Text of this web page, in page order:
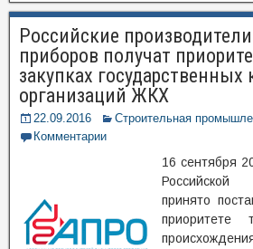
Российские
приборов получат
закупках
организаций ЖКХ
22.09.2016
Строительная
Комментарии
16 сентября
принято
приоритете